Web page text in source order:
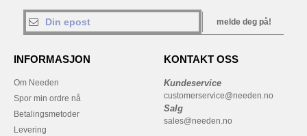
melde deg på!
INFORMASJON
Om Needen
Spor min ordre nå
Betalingsmetoder
Levering
KONTAKT OSS
Kundeservice
customerservice@needen.no
Salg
sales@needen.no